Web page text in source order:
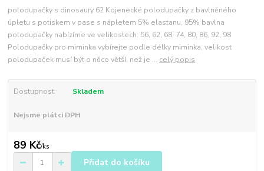
polodupačky s dinosaury 62 Kojenecké polodupačky z bavlněného
úpletu s potiskem v pase s nápletem 5% elastanu, 95% bavlna
polodupačky nabízíme ve velikostech: 56, 62, 68, 74, 80, 86, 92, 98
Polodupačky pro miminka vybírejte podle délky miminka, velikost
polodupaček musí být o něco větší, než je ... celý popis
Dostupnost Skladem
Nejsme plátci DPH
89 Kč/ks
Přidat do košíku